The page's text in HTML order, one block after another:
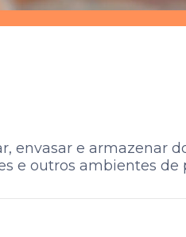
envasar e armazenar
e outros ambientes de